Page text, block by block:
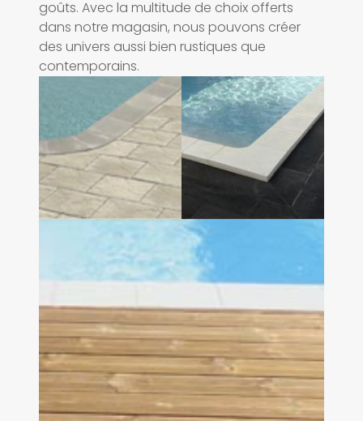
goûts. Avec la multitude de choix offerts
dans notre magasin, nous pouvons créer
des univers aussi bien rustiques que
contemporains.